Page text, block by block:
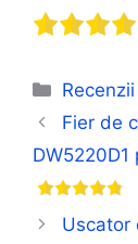
Categorii
Recenzii
Fier de
Uscator